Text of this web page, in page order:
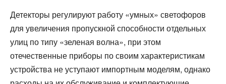
Детекторы регулируют работу «умных» светофоров
для увеличения пропускной способности отдельных
улиц по типу «зеленая волна», при этом
отечественные приборы по своим характеристикам
устройства не уступают импортным моделям, однако